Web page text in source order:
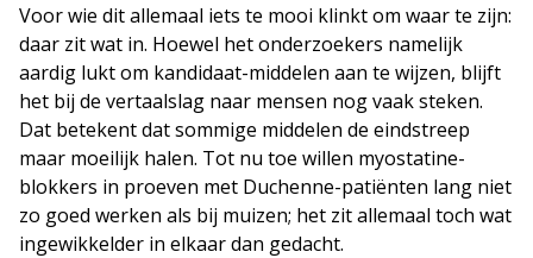
Voor wie dit allemaal iets te mooi klinkt om waar te zijn:
daar zit wat in. Hoewel het onderzoekers namelijk
aardig lukt om kandidaat-middelen aan te wijzen, blijft
het bij de vertaalslag naar mensen nog vaak steken.
Dat betekent dat sommige middelen de eindstreep
maar moeilijk halen. Tot nu toe willen myostatine-
blokkers in proeven met Duchenne-patiënten lang niet
zo goed werken als bij muizen; het zit allemaal toch wat
ingewikkelder in elkaar dan gedacht.